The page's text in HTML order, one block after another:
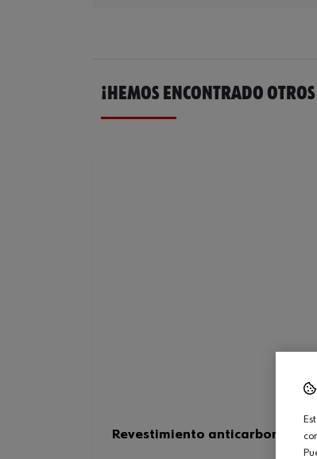
¡HEMOS ENCONTRADO
Revestimiento